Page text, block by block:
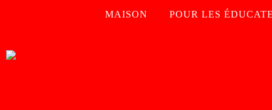
Passer
Aller
MAISON POUR LES